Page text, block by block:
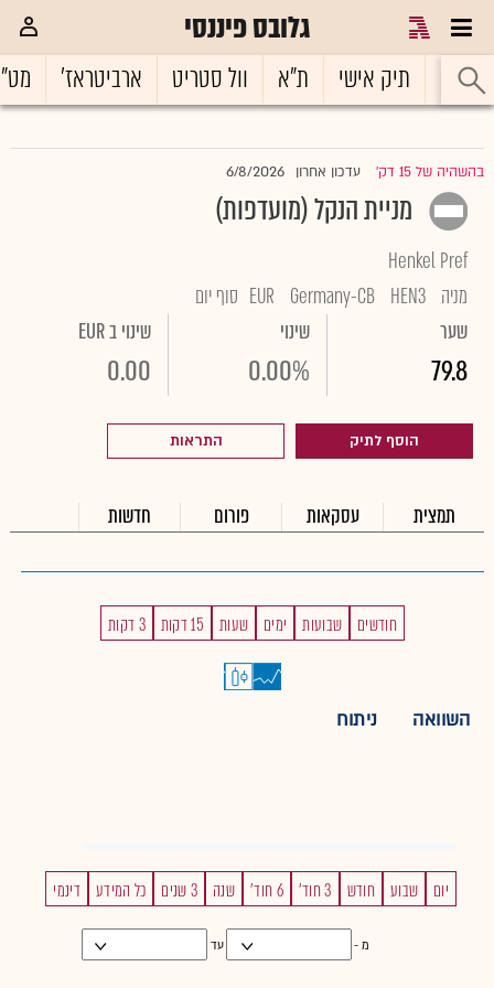
גלובס פיננסי
ראשי תיק אישי ת"א וול סטריט ארביטראז'
בהשהיה של 15 דק' עדכון אחרון 6/8/2026
מניית הנקל (מועדפות)
Henkel Pref
מניה HEN3
Germany-CB
EUR סוף יום
שער
79.8
שינוי
0.00%
שינוי ב EUR
0.00
הוסף לתיק התראות
תמצית עסקאות פורום חדשות
חודשים שבועות ימים שעות 15 דקות 3 דקות
השוואה ניתוח
יום שבוע חודש 3 חוד' 6 חוד' שנה 3 שנים כל המידע דינמי
מ - עד